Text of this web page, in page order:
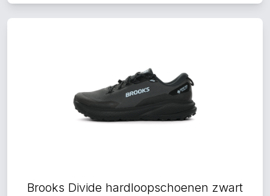
Brooks Divide hardloopschoenen zwart